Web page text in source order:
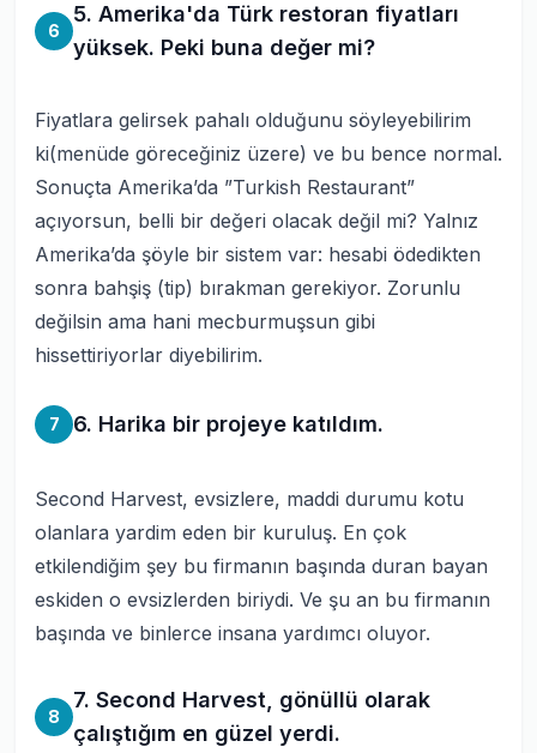
6
5. Amerika'da Türk restoran fiyatları
yüksek. Peki buna değer mi?
Fiyatlara gelirsek pahalı olduğunu söyleyebilirim
ki(menüde göreceğiniz üzere) ve bu bence normal.
Sonuçta Amerika’da ”Turkish Restaurant”
açıyorsun, belli bir değeri olacak değil mi? Yalnız
Amerika’da şöyle bir sistem var: hesabi ödedikten
sonra bahşiş (tip) bırakman gerekiyor. Zorunlu
değilsin ama hani mecburmuşsun gibi
hissettiriyorlar diyebilirim.
7 6. Harika bir projeye katıldım.
Second Harvest, evsizlere, maddi durumu kotu
olanlara yardim eden bir kuruluş. En çok
etkilendiğim şey bu firmanın başında duran bayan
eskiden o evsizlerden biriydi. Ve şu an bu firmanın
başında ve binlerce insana yardımcı oluyor.
8
7. Second Harvest, gönüllü olarak
çalıştığım en güzel yerdi.